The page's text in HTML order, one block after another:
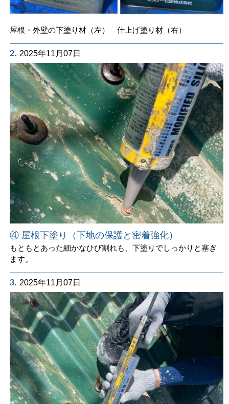
屋根・外壁の下塗り材（左） 仕上げ塗り材（右）
2. 2025年11月07日
④ 屋根下塗り（下地の保護と密着強化）
もともとあった細かなひび割れも、下塗りでしっかりと塞ぎ
ます。
3. 2025年11月07日